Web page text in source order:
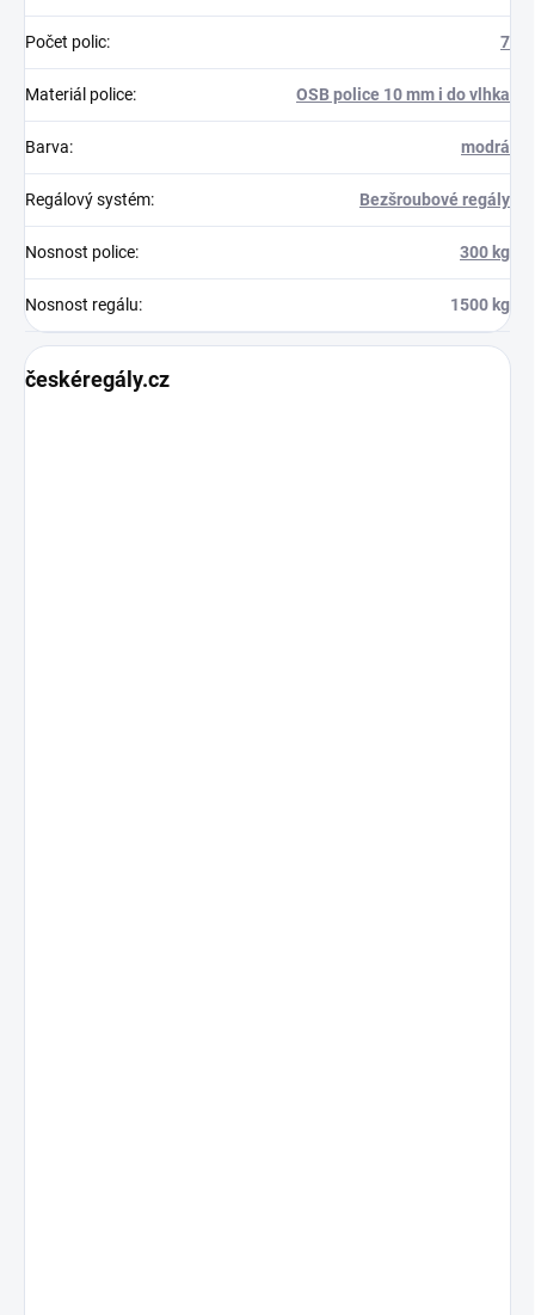
Počet polic: 7
Materiál police: OSB police 10 mm i do vlhka
Barva: modrá
Regálový systém: Bezšroubové regály
Nosnost police: 300 kg
Nosnost regálu: 1500 kg
českéregály.cz